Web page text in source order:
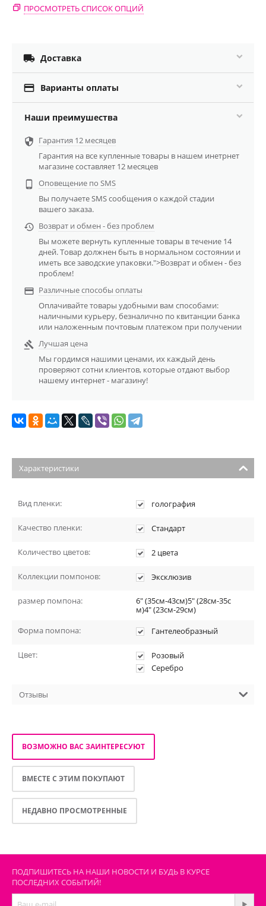
ПРОСМОТРЕТЬ СПИСОК ОПЦИЙ
 Доставка
 Варианты оплаты
Наши преимушества
 Гарантия 12 месяцев
Гарантия на все купленные товары в нашем инетрнет
магазине составляет 12 месяцев

Оповещение по SMS
Вы получаете SMS сообщения о каждой стадии
вашего заказа.
 Возврат и обмен - без проблем
Вы можете вернуть купленные товары в течение 14
дней. Товар должнен быть в нормальном состоянии и
иметь все заводские упаковки.">Возврат и обмен - без
проблем!
 Различные способы оплаты
Оплачивайте товары удобными вам способами:
наличными курьеру, безналично по квитанции банка
или наложенным почтовым платежом при получении

Лучшая цена
Мы гордимся нашими ценами, их каждый день
проверяют сотни клиентов, которые отдают выбор
нашему интернет - магазину!
Характеристики
Вид пленки: голография
Качество пленки: Стандарт
Количество цветов: 2 цвета
Коллекции помпонов: Эксклюзив
размер помпона:
6" (35см-43см)5" (28см-35с
м)4" (23см-29см)
Форма помпона:
Гантелеобразный
Цвет:
Розовый
Серебро
Отзывы
ВОЗМОЖНО ВАС ЗАИНТЕРЕСУЮТ
ВМЕСТЕ С ЭТИМ ПОКУПАЮТ
НЕДАВНО ПРОСМОТРЕННЫЕ
ПОДПИШИТЕСЬ НА НАШИ НОВОСТИ И БУДЬ В КУРСЕ
ПОСЛЕДНИХ СОБЫТИЙ!